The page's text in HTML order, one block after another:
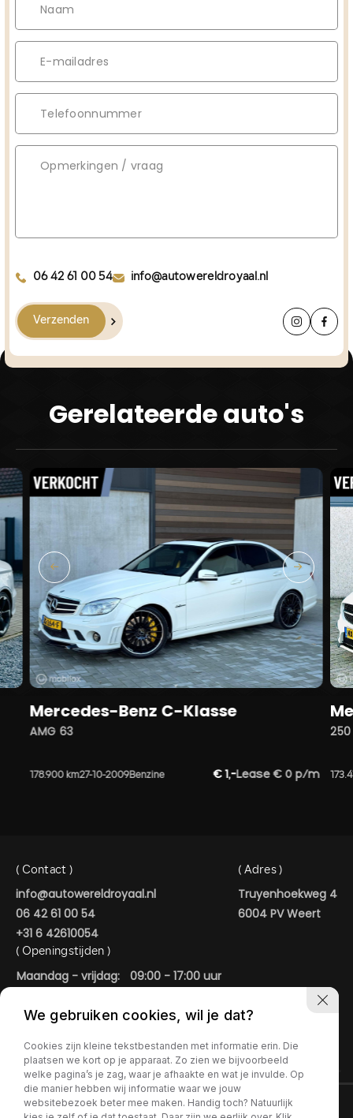
06 42 61 00 54 info@autowereldroyaal.nl
Verzenden
Gerelateerde auto's
Mercedes-Benz C-Klasse
AMG 63
178.900 km27-10-2009Benzine € 1,-Lease € 0 p/m
250
( Contact )
info@autowereldroyaal.nl
06 42 61 00 54
+31 6 42610054
( Adres )
Truyenhoekweg 4
6004 PV Weert
( Openingstijden )
Maandag - vrijdag:
09:00 - 17:00 uur
In de avonduren geopend op afspraak.
AUTOWERELD ROYAAL
We gebruiken cookies, wil je dat?
Cookies zijn kleine tekstbestanden met informatie erin. Die
plaatsen we kort op je apparaat. Zo zien we bijvoorbeeld
welke pagina’s je zag, waar je afhaakte en wat je invulde. Op
die manier hebben wij informatie waar we jouw
websitebezoek beter mee maken. Handig toch? Natuurlijk